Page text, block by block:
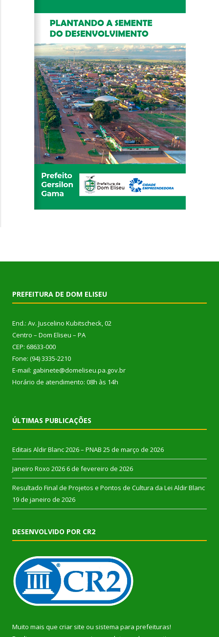
PREFEITURA DE DOM ELISEU
End.: Av. Juscelino Kubitscheck, 02
Centro – Dom Eliseu – PA
CEP: 68633-000
Fone: (94) 3335-2210
E-mail: gabinete@domeliseu.pa.gov.br
Horário de atendimento: 08h às 14h
ÚLTIMAS PUBLICAÇÕES
Editais Aldir Blanc 2026 – PNAB 25 de março de 2026
Janeiro Roxo 2026 6 de fevereiro de 2026
Resultado Final de Projetos e Pontos de Cultura da Lei Aldir Blanc
19 de janeiro de 2026
DESENVOLVIDO POR CR2
Muito mais que criar site ou sistema para prefeituras!